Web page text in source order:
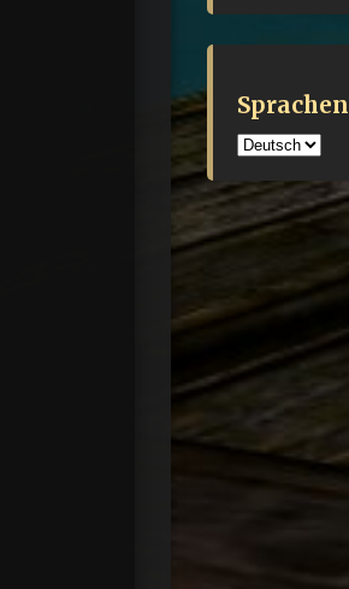
Sprachen
Sprachen